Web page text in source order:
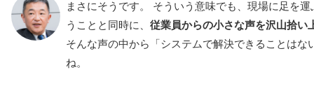
まさにそうです。 そういう意味でも、現場に足を
うことと同時に、 従業員からの小さな声を沢山拾い
そんな声の中から「システムで解決できることはな
ね。